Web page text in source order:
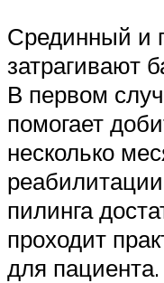
Срединный и
затрагивают
В первом
помогает
несколько
пилинга
проходит
для пациента.